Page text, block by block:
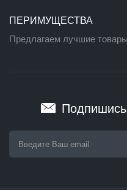
ПЕРИМУЩЕСТВА
Предлагаем лучшие